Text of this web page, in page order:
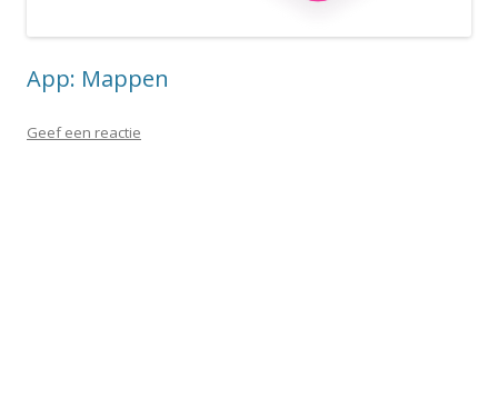
App: Mappen
Geef een reactie